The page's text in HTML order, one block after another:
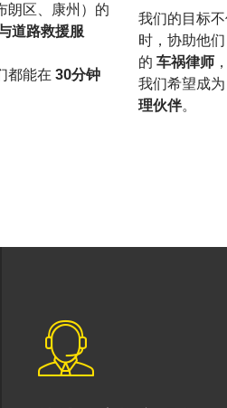
朗区、康州）的
道路救援服
都能在 30分钟
我们的目标
时，协助他们
的 车祸律师
我们希望成为
理伙伴。